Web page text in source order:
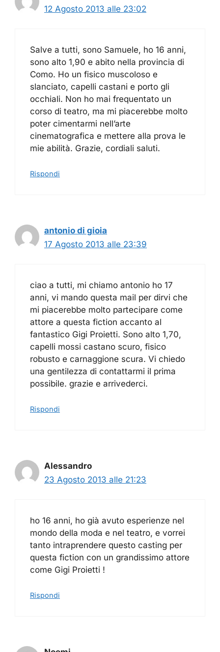
12 Agosto 2013 alle 23:02
Salve a tutti, sono Samuele, ho 16 anni,
sono alto 1,90 e abito nella provincia di
Como. Ho un fisico muscoloso e
slanciato, capelli castani e porto gli
occhiali. Non ho mai frequentato un
corso di teatro, ma mi piacerebbe molto
poter cimentarmi nell’arte
cinematografica e mettere alla prova le
mie abilità. Grazie, cordiali saluti.
Rispondi
antonio di gioia
17 Agosto 2013 alle 23:39
ciao a tutti, mi chiamo antonio ho 17
anni, vi mando questa mail per dirvi che
mi piacerebbe molto partecipare come
attore a questa fiction accanto al
fantastico Gigi Proietti. Sono alto 1,70,
capelli mossi castano scuro, fisico
robusto e carnaggione scura. Vi chiedo
una gentilezza di contattarmi il prima
possibile. grazie e arrivederci.
Rispondi
Alessandro
23 Agosto 2013 alle 21:23
ho 16 anni, ho già avuto esperienze nel
mondo della moda e nel teatro, e vorrei
tanto intraprendere questo casting per
questa fiction con un grandissimo attore
come Gigi Proietti !
Rispondi